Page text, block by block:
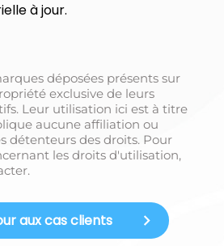
à jour.
déposées présents sur
exclusive de leurs
Leur utilisation ici est à titre
aucune affiliation ou
détenteurs des droits. Pour
les droits d'utilisation,
aux cas clients